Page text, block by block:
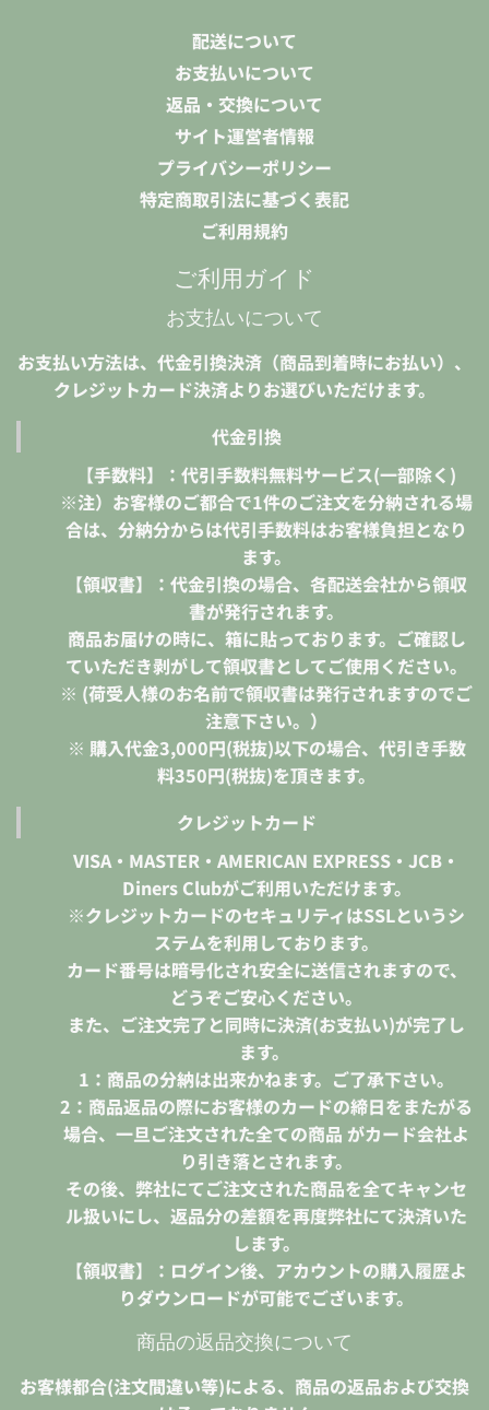
配送について
お支払いについて
返品・交換について
サイト運営者情報
プライバシーポリシー
特定商取引法に基づく表記
ご利用規約
ご利用ガイド
お支払いについて
お支払い方法は、代金引換決済（商品到着時にお払い）、
クレジットカード決済よりお選びいただけます。
代金引換
【手数料】：代引手数料無料サービス(一部除く)
※注）お客様のご都合で1件のご注文を分納される場
合は、分納分からは代引手数料はお客様負担となり
ます。
【領収書】：代金引換の場合、各配送会社から領収
書が発行されます。
商品お届けの時に、箱に貼っております。ご確認し
ていただき剥がして領収書としてご使用ください。
※ (荷受人様のお名前で領収書は発行されますのでご
注意下さい。）
※ 購入代金3,000円(税抜)以下の場合、代引き手数
料350円(税抜)を頂きます。
クレジットカード
VISA・MASTER・AMERICAN EXPRESS・JCB・
Diners Clubがご利用いただけます。
※クレジットカードのセキュリティはSSLというシ
ステムを利用しております。
カード番号は暗号化され安全に送信されますので、
どうぞご安心ください。
また、ご注文完了と同時に決済(お支払い)が完了し
ます。
1：商品の分納は出来かねます。ご了承下さい。
2：商品返品の際にお客様のカードの締日をまたがる
場合、一旦ご注文された全ての商品 がカード会社よ
り引き落とされます。
その後、弊社にてご注文された商品を全てキャンセ
ル扱いにし、返品分の差額を再度弊社にて決済いた
します。
【領収書】：ログイン後、アカウントの購入履歴よ
りダウンロードが可能でございます。
商品の返品交換について
お客様都合(注文間違い等)による、商品の返品および交換